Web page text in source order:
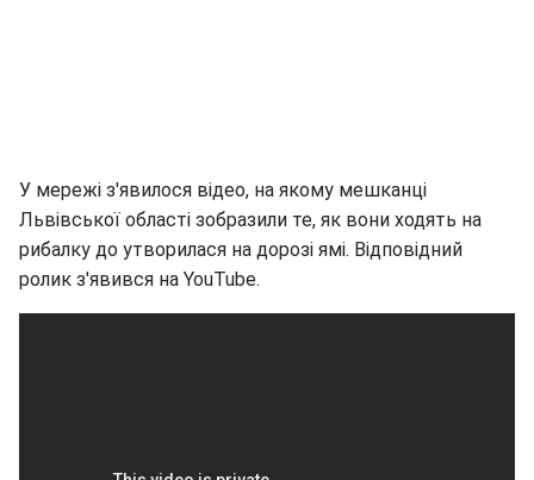
У мережі з'явилося відео, на якому мешканці
Львівської області зобразили те, як вони ходять на
рибалку до утворилася на дорозі ямі. Відповідний
ролик з'явився на YouTube.